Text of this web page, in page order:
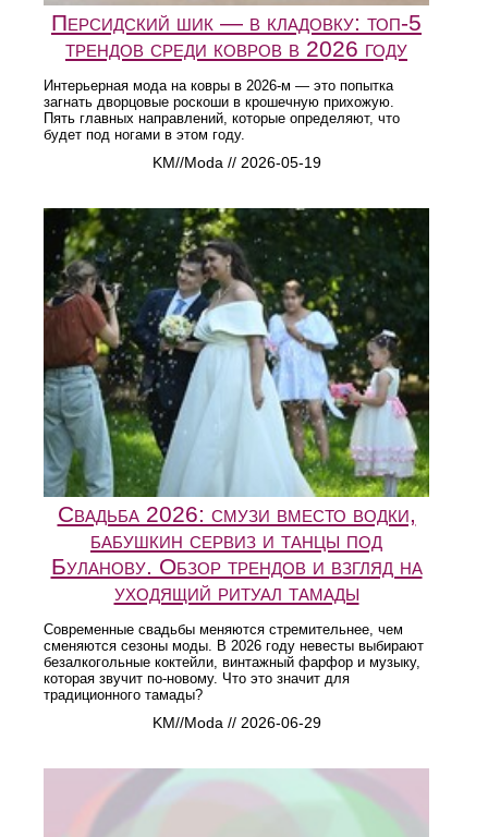
Персидский шик — в кладовку: топ-5
трендов среди ковров в 2026 году
Интерьерная мода на ковры в 2026-м — это попытка
загнать дворцовые роскоши в крошечную прихожую.
Пять главных направлений, которые определяют, что
будет под ногами в этом году.
KM//Moda // 2026-05-19
Свадьба 2026: смузи вместо водки,
бабушкин сервиз и танцы под
Буланову. Обзор трендов и взгляд на
уходящий ритуал тамады
Современные свадьбы меняются стремительнее, чем
сменяются сезоны моды. В 2026 году невесты выбирают
безалкогольные коктейли, винтажный фарфор и музыку,
которая звучит по-новому. Что это значит для
традиционного тамады?
KM//Moda // 2026-06-29